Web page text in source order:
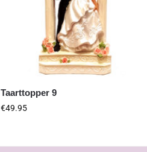
Taarttopper 9
€49.95